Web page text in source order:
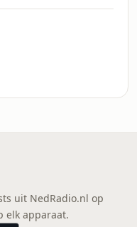
uit NedRadio.nl op
elk apparaat.